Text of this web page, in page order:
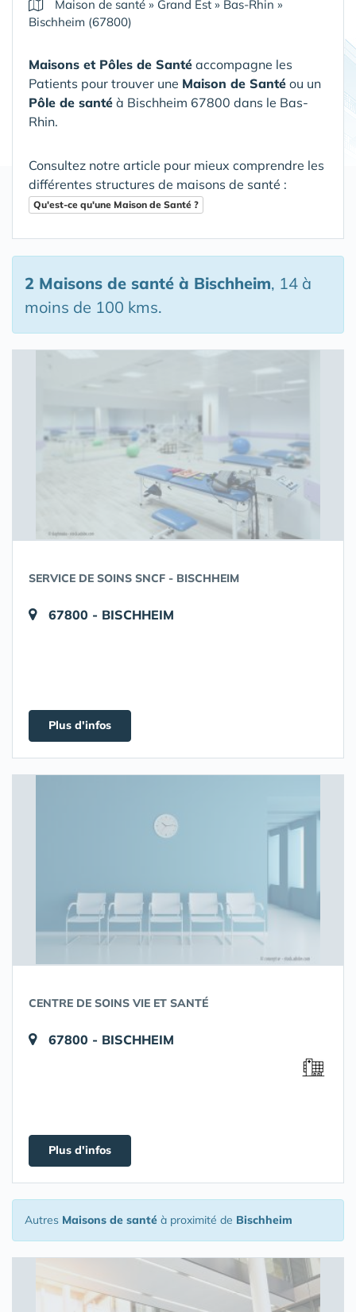
Maison de santé » Grand Est » Bas-Rhin »
Bischheim (67800)
Maisons et Pôles de Santé accompagne les
Patients pour trouver une Maison de Santé ou un
Pôle de santé à Bischheim 67800 dans le Bas-
Rhin.
Consultez notre article pour mieux comprendre les
différentes structures de maisons de santé :
Qu'est-ce qu'une Maison de Santé ?
2 Maisons de santé à Bischheim, 14 à
moins de 100 kms.
SERVICE DE SOINS SNCF - BISCHHEIM
67800 - BISCHHEIM
Plus d'infos
CENTRE DE SOINS VIE ET SANTÉ
67800 - BISCHHEIM
Plus d'infos
Autres Maisons de santé à proximité de Bischheim